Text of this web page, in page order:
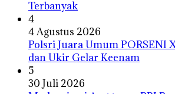
Terbanyak
4
4 Agustus 2026
Polsri Juara Umum PORSENI
dan Ukir Gelar Keenam
5
30 Juli 2026